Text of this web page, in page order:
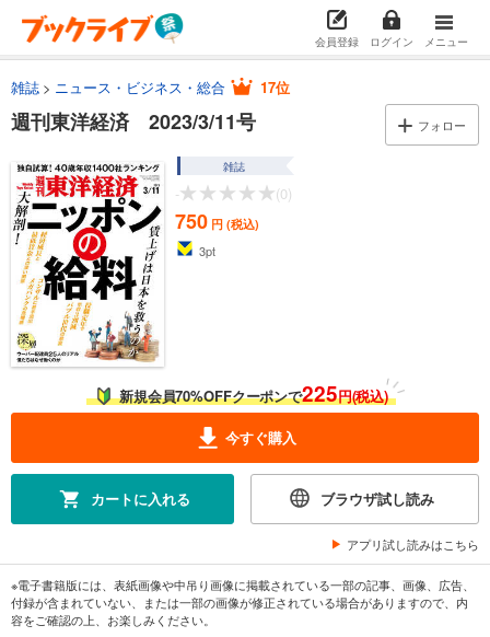
会員登録 ログイン メニュー
雑誌 ニュース・ビジネス・総合 17位
週刊東洋経済 2023/3/11号 フォロー
雑誌
- (0)
750 円 (税込)
3pt
新規会員70%OFFクーポンで225円(税込)
今すぐ購入
カートに入れる ブラウザ試し読み
アプリ試し読みはこちら
※電子書籍版には、表紙画像や中吊り画像に掲載されている一部の記事、画像、広告、
付録が含まれていない、または一部の画像が修正されている場合がありますので、内
容をご確認の上、お楽しみください。